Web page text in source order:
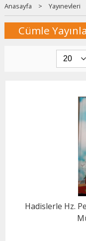
Anasayfa > Yayınevleri
Cümle
Hadislerle Hz.